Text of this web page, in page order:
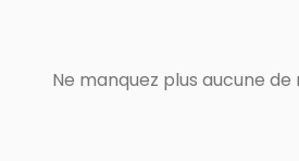
Ne manquez plus aucune